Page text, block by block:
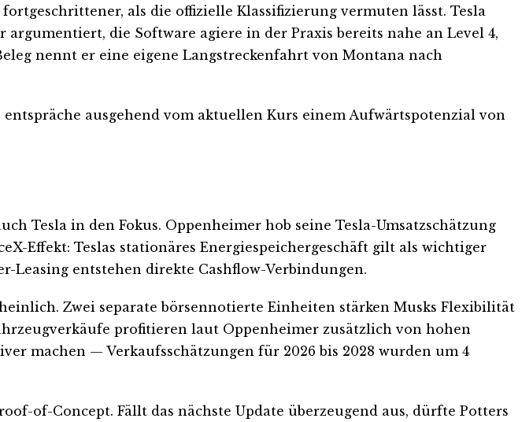
als die offizielle Klassifizierung vermuten lässt. Tesla
die Software agiere in der Praxis bereits nahe an Level 4,
nennt er eine eigene Langstreckenfahrt von Montana nach
ausgehend vom aktuellen Kurs einem Aufwärtspotenzial von
Tesla in den Fokus. Oppenheimer hob seine Tesla-Umsatzschätzung
Effekt: Teslas stationäres Energiespeichergeschäft gilt als wichtiger
Leasing entstehen direkte Cashflow-Verbindungen.
Zwei separate börsennotierte Einheiten stärken Musks Flexibilität
profitieren laut Oppenheimer zusätzlich von hohen
machen — Verkaufsschätzungen für 2026 bis 2028 wurden um 4
of-Concept. Fällt das nächste Update überzeugend aus, dürfte Potters